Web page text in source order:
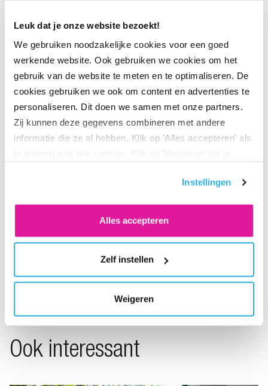
Leuk dat je onze website bezoekt!
We gebruiken noodzakelijke cookies voor een goed
werkende website. Ook gebruiken we cookies om het
gebruik van de website te meten en te optimaliseren. De
cookies gebruiken we ook om content en advertenties te
personaliseren. Dit doen we samen met onze partners.
Zij kunnen deze gegevens combineren met andere
informatie die ze al hebben. Klik op 'Alles accepteren' als
vind je meer informatie. Je kunt altijd je toestemming
Instellingen
Alles accepteren
Zelf instellen
Weigeren
exibel op in te spelen houden we jouw pensioen in
topconditie. Heb je al een pensioen bij BeFrank? Dan kun
je op je persoonlijke pensioenpagina zien hoe jouw
pensioen er voor staat en vind je de belangrijkste
updates. Nog geen pensioen bij BeFrank? Vraag je
werkgever naar de mogelijkheden.
Ook interessant